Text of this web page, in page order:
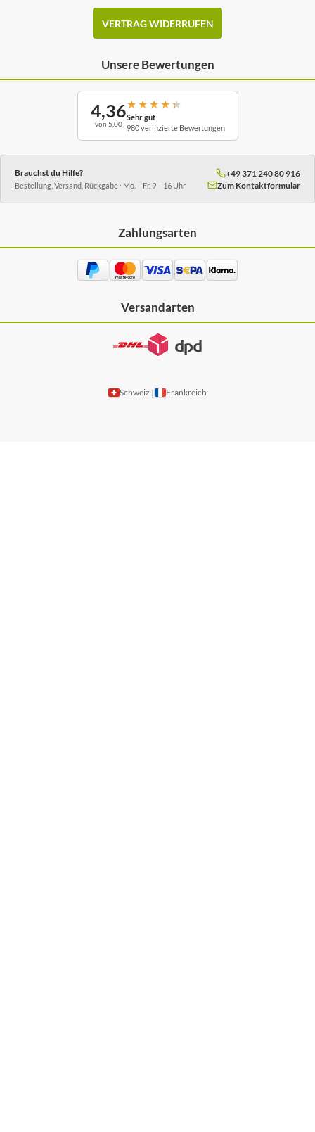
VERTRAG WIDERRUFEN
Unsere Bewertungen
4,36
von 5,00
★ ★ ★ ★ ★
Sehr gut
980 verifizierte Bewertungen
Brauchst du Hilfe?
Bestellung, Versand, Rückgabe · Mo. – Fr. 9 – 16 Uhr
+49 371 240 80 916
Zum Kontaktformular
Zahlungsarten
Versandarten
Schweiz | Frankreich